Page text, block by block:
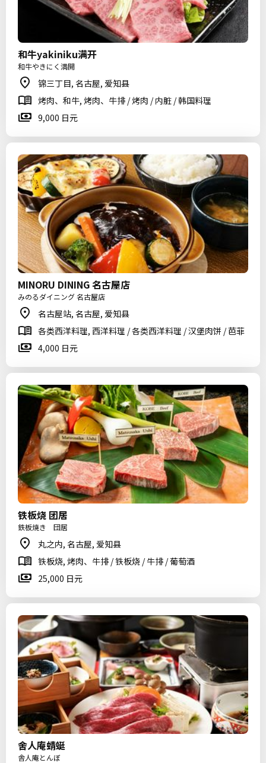
和牛yakiniku满开
和牛やきにく満開
锦三丁目, 名古屋, 爱知县
烤肉、和牛, 烤肉、牛排 / 烤肉 / 内脏 / 韩国料理
9,000 日元
MINORU DINING 名古屋店
みのるダイニング 名古屋店
名古屋站, 名古屋, 爱知县
各类西洋料理, 西洋料理 / 各类西洋料理 / 汉堡肉饼 / 芭菲
4,000 日元
铁板烧 团居
鉄板焼き 団居
丸之内, 名古屋, 爱知县
铁板烧, 烤肉、牛排 / 铁板烧 / 牛排 / 葡萄酒
25,000 日元
舍人庵蜻蜓
舎人庵とんぼ